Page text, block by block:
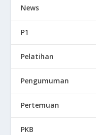
News
P1
Pelatihan
Pengumuman
Pertemuan
PKB